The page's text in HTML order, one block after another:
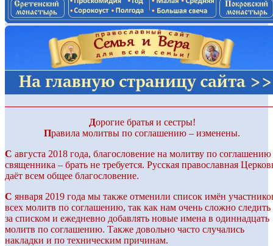
Дорогие братья и сестры!
Правила молитвы по соглашению – изменены.
С августа 2018 года, благословение на молитву по соглашению
священника – брать не требуется. Русская православная
даёт всем общее благословение.
С января 2019 года мы также отменили список имён
всех молитв по соглашению, так как нам очень сложно следить
за списком и ежедневно добавлять новые имена в одиннадцать
молитв по соглашению. Также довольно часто случались
накладки и по техническим причинам.